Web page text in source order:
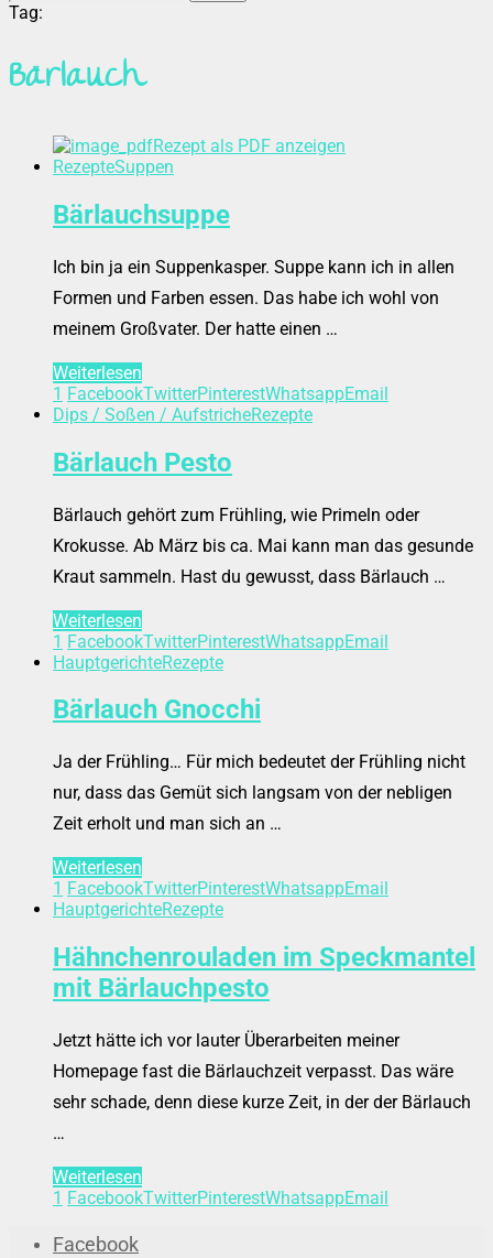
Tag:
Bärlauch
Rezept als PDF anzeigen
RezepteSuppen
Bärlauchsuppe
Ich bin ja ein Suppenkasper. Suppe kann ich in allen
Formen und Farben essen. Das habe ich wohl von
meinem Großvater. Der hatte einen …
Weiterlesen
1 FacebookTwitterPinterestWhatsappEmail
Dips / Soßen / AufstricheRezepte
Bärlauch Pesto
Bärlauch gehört zum Frühling, wie Primeln oder
Krokusse. Ab März bis ca. Mai kann man das gesunde
Kraut sammeln. Hast du gewusst, dass Bärlauch …
Weiterlesen
1 FacebookTwitterPinterestWhatsappEmail
HauptgerichteRezepte
Bärlauch Gnocchi
Ja der Frühling… Für mich bedeutet der Frühling nicht
nur, dass das Gemüt sich langsam von der nebligen
Zeit erholt und man sich an …
Weiterlesen
1 FacebookTwitterPinterestWhatsappEmail
HauptgerichteRezepte
Hähnchenrouladen im Speckmantel
mit Bärlauchpesto
Jetzt hätte ich vor lauter Überarbeiten meiner
Homepage fast die Bärlauchzeit verpasst. Das wäre
sehr schade, denn diese kurze Zeit, in der der Bärlauch
…
Weiterlesen
1 FacebookTwitterPinterestWhatsappEmail
Facebook